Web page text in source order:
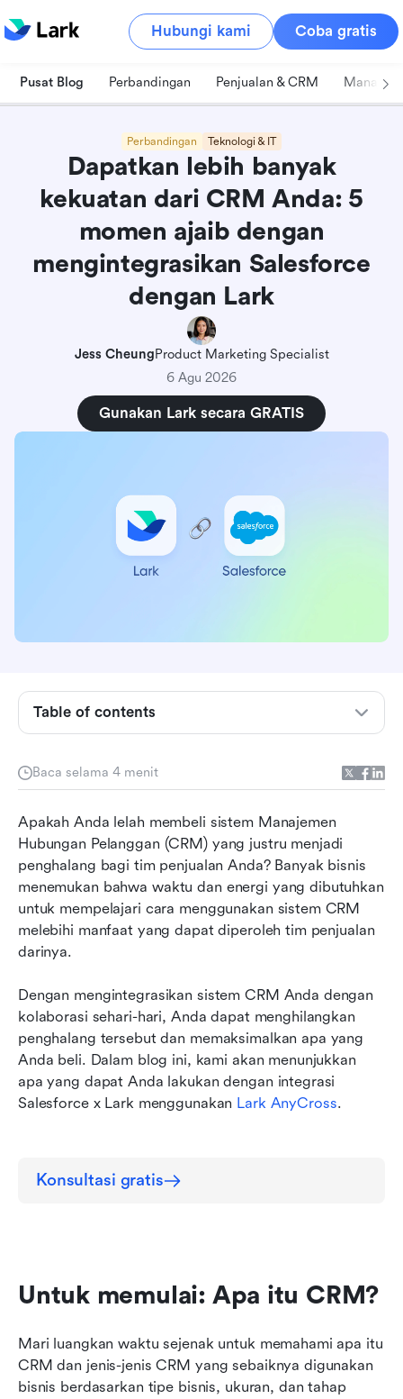
Hubungi kami Coba gratis
Pusat Blog Perbandingan Penjualan & CRM
Perbandingan Teknologi & IT
Dapatkan lebih banyak
kekuatan dari CRM Anda: 5
momen ajaib dengan
mengintegrasikan Salesforce
dengan Lark
Jess CheungProduct Marketing Specialist
6 Agu 2026
Gunakan Lark secara GRATIS
Baca selama 4 menit
Apakah Anda lelah membeli sistem Manajemen
Hubungan Pelanggan (CRM) yang justru menjadi
penghalang bagi tim penjualan Anda? Banyak bisnis
menemukan bahwa waktu dan energi yang dibutuhkan
untuk mempelajari cara menggunakan sistem CRM
melebihi manfaat yang dapat diperoleh tim penjualan
darinya.
Dengan mengintegrasikan sistem CRM Anda dengan
kolaborasi sehari-hari, Anda dapat menghilangkan
penghalang tersebut dan memaksimalkan apa yang
Anda beli. Dalam blog ini, kami akan menunjukkan
apa yang dapat Anda lakukan dengan integrasi
Salesforce x Lark menggunakan Lark AnyCross.
Konsultasi gratis
Untuk memulai: Apa itu CRM?
Mari luangkan waktu sejenak untuk memahami apa itu
CRM dan jenis-jenis CRM yang sebaiknya digunakan
bisnis berdasarkan tipe bisnis, ukuran, dan tahap
Table of contents
Untuk memulai: Apa itu CRM?
mengintegrasikan CRM saya?
Saya siap melihat keajaiban itu. Ceritakan lebih
2. Tetap memantau kemajuan penjualan
3. Temukan informasi klien dengan satu klik
4. Selalu tepat waktu untuk kunjungan
pelanggan
5. Tidak perlu lagi bertanya “apa kata
Kesimpulan